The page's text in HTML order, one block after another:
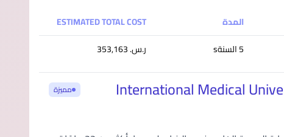
المدة
ESTIMATED TOTAL COST
5 السنةs ر.س.‏ 353,163
مميزة